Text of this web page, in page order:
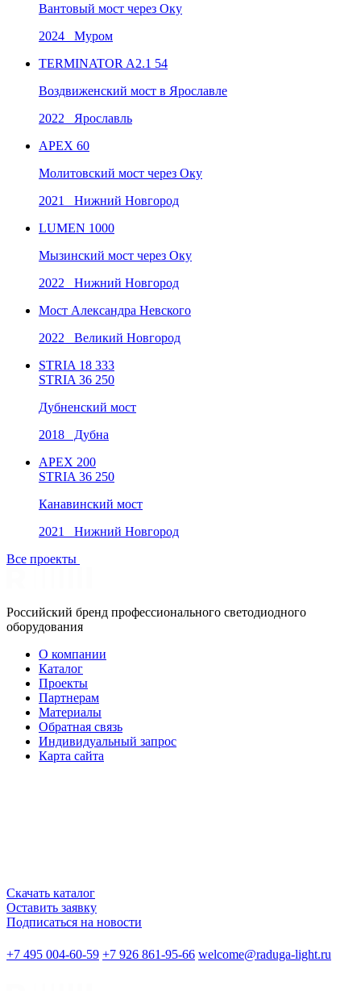
Вантовый мост через Оку
2024 Муром
TERMINATOR A2.1 54
Воздвиженский мост в Ярославле
2022 Ярославль
APEX 60
Молитовский мост через Оку
2021 Нижний Новгород
LUMEN 1000
Мызинский мост через Оку
2022 Нижний Новгород
Мост Александра Невского
2022 Великий Новгород
STRIA 18 333
STRIA 36 250
Дубненский мост
2018 Дубна
APEX 200
STRIA 36 250
Канавинский мост
2021 Нижний Новгород
Все проекты
Российский бренд профессионального светодиодного
оборудования
О компании
Каталог
Проекты
Партнерам
Материалы
Обратная связь
Индивидуальный запрос
Карта сайта
Скачать каталог
Оставить заявку
Подписаться на новости
+7 495 004-60-59 +7 926 861-95-66 welcome@raduga-light.ru